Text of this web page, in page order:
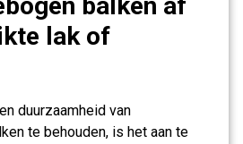
lak of
duurzaamheid van
te behouden, is het aan te